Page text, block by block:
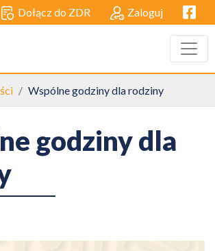
Dołącz do ZDR Zaloguj
Wspólne godziny dla rodziny
godziny dla